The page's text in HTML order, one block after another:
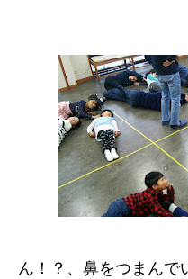
ん！？、鼻をつまんで